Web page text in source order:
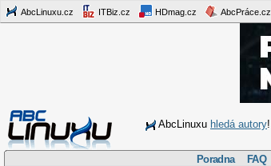
AbcLinuxu.cz ITBiz.cz HDmag.cz AbcPráce.cz
AbcLinuxu hledá autory!
Poradna FAQ